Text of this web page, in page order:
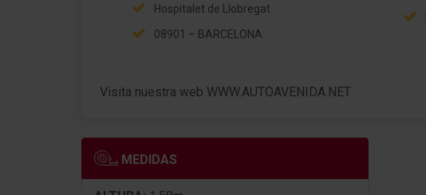
Hospitalet de Llobregat
08901 – BARCELONA
Visita nuestra web WWW.AUTOAVENIDA.NET
MEDIDAS